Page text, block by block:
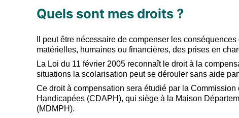
Quels sont mes droits ?
Il peut être nécessaire de compenser les
matérielles, humaines ou financières, des prises en
La Loi du 11 février 2005 reconnaît le droit à la
situations la scolarisation peut se dérouler sans aide
Ce droit à compensation sera étudié par la
Handicapées (CDAPH), qui siège à la Maison
(MDMPH).